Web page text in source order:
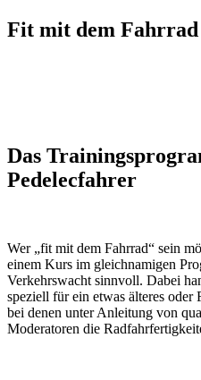
Fit mit dem Fahrrad
Das
Pedelecfahrer
Wer „fit mit dem Fahrrad“ sein
einem Kurs im gleichnamigen
Verkehrswacht sinnvoll. Dabei
speziell für ein etwas älteres oder
bei denen unter Anleitung von
Moderatoren die